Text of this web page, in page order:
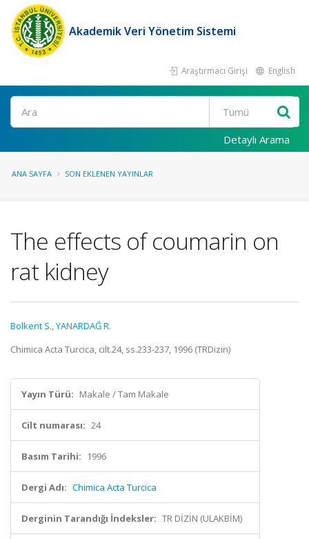
Akademik Veri Yönetim Sistemi
Araştırmacı Girişi English
Ara
Detaylı Arama
ANA SAYFA SON EKLENEN YAYINLAR
The effects of coumarin on
rat kidney
Bolkent S.,YANARDAĞ R.
Chimica Acta Turcica, cilt.24, ss.233-237, 1996 (TRDizin)
Yayın Türü: Makale / Tam Makale
Cilt numarası: 24
Basım Tarihi: 1996
Dergi Adı: Chimica Acta Turcica
Derginin Tarandığı İndeksler: TR DİZİN (ULAKBİM)